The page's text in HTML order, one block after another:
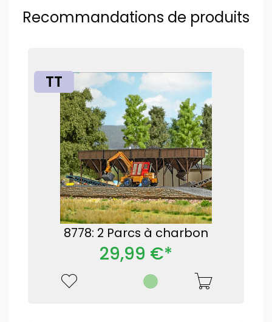
Recommandations de produits
TT
8778: 2 Parcs à charbon
29,99 €*